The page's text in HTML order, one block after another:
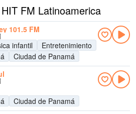
FM Latinoamerica
101.5 FM
infantil
Entretenimiento
Ciudad de Panamá
Ciudad de Panamá